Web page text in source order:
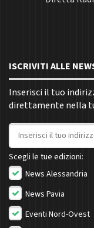
ISCRIVITI ALLE
Inserisci il tuo
direttamente nella
Indirizzo email
Scegli le tue edizioni:
News Alessandria
News Pavia
Eventi Nord-Ovest